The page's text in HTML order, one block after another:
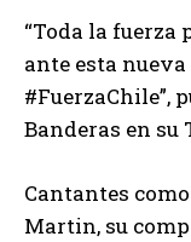
“Toda la
ante esta
#FuerzaChile”,
Banderas en su
Cantantes
Martin, su